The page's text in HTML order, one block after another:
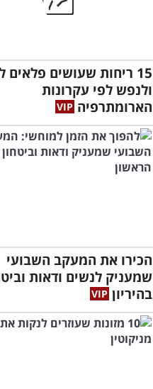
15 ריחות שעושים פלאים
ולנפש לפי עקרונות
הארומתרפיה
הכירו את המעקב השבועי
שמעניק לנשים ודאות
בהיריון